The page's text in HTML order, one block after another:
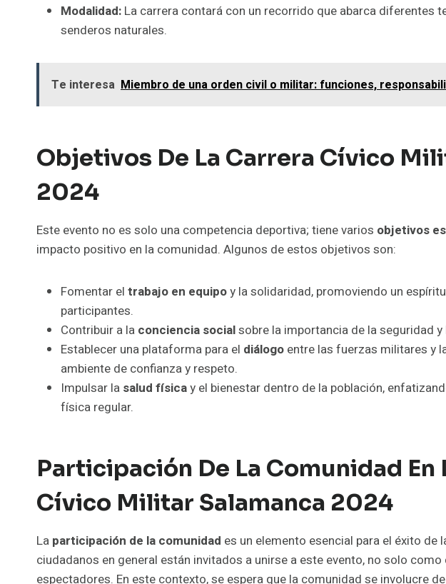
Modalidad: La carrera contará con un recorrido que abarca diferentes
senderos naturales.
Te interesa Miembro de una orden civil o militar: funciones,
Objetivos De La Carrera Cívico
2024
Este evento no es solo una competencia deportiva; tiene varios objetivos
impacto positivo en la comunidad. Algunos de estos objetivos son:
Fomentar el trabajo en equipoy la solidaridad, promoviendo un
participantes.
Contribuir a la conciencia socialsobre la importancia de la seguridad
Establecer una plataforma para el diálogo entre las fuerzas militares y
ambiente de confianza y respeto.
Impulsar la salud físicay el bienestar dentro de la población,
física regular.
Participación De La Comunidad En
Cívico Militar Salamanca 2024
La participación de la comunidad es un elemento esencial para el éxito de
ciudadanos en general están invitados a unirse a este evento, no solo
espectadores. En este contexto, se espera que la comunidad se involucre